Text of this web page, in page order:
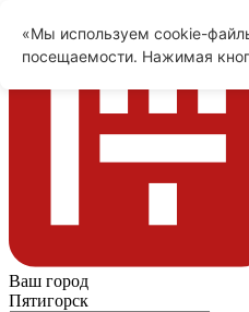
Ваш город
Пятигорск
«Мы используем cookie-
посещаемости. Нажимая